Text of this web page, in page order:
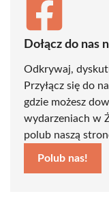
Dołącz do nas
Odkrywaj,
Przyłącz się do
gdzie możesz
wydarzeniach w
polub naszą
Polub nas!